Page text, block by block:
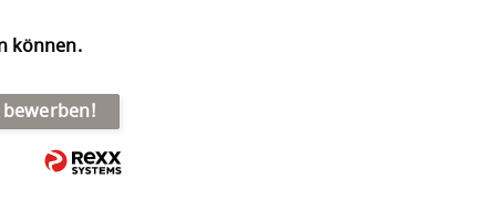
können.
bewerben!